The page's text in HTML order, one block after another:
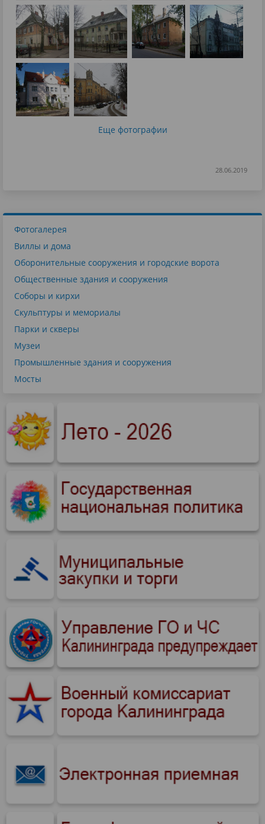
Еще фотографии
28.06.2019
Фотогалерея
Виллы и дома
Оборонительные сооружения и городские ворота
Общественные здания и сооружения
Соборы и кирхи
Скульптуры и мемориалы
Парки и скверы
Музеи
Промышленные здания и сооружения
Мосты